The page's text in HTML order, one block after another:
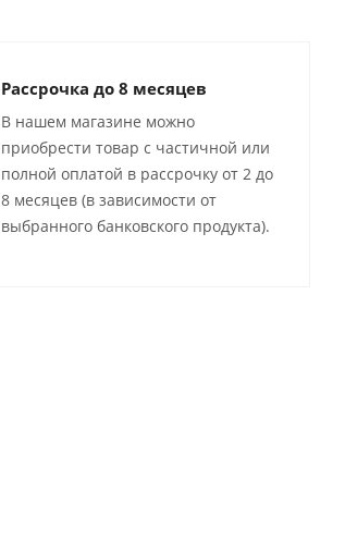
Рассрочка до 8 месяцев
В нашем магазине можно
приобрести товар с частичной или
полной оплатой в рассрочку от 2 до
8 месяцев (в зависимости от
выбранного банковского продукта).